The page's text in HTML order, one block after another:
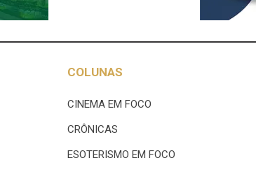
COLUNAS
CINEMA EM FOCO
CRÔNICAS
ESOTERISMO EM FOCO